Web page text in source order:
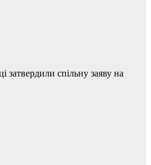
спільну заяву на